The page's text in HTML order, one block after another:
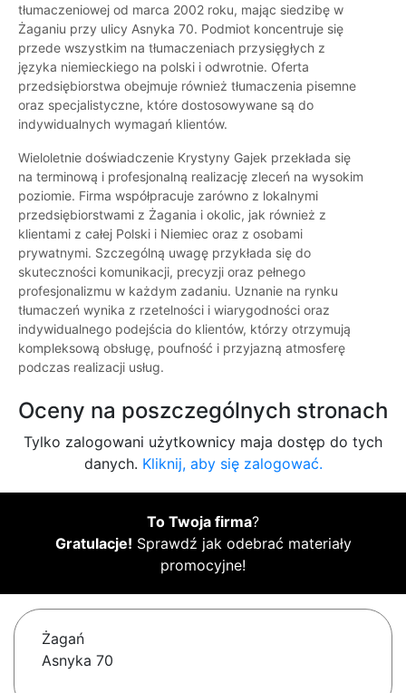
tłumaczeniowej od marca 2002 roku, mając siedzibę w
Żaganiu przy ulicy Asnyka 70. Podmiot koncentruje się
przede wszystkim na tłumaczeniach przysięgłych z
języka niemieckiego na polski i odwrotnie. Oferta
przedsiębiorstwa obejmuje również tłumaczenia pisemne
oraz specjalistyczne, które dostosowywane są do
indywidualnych wymagań klientów.
Wieloletnie doświadczenie Krystyny Gajek przekłada się
na terminową i profesjonalną realizację zleceń na wysokim
poziomie. Firma współpracuje zarówno z lokalnymi
przedsiębiorstwami z Żagania i okolic, jak również z
klientami z całej Polski i Niemiec oraz z osobami
prywatnymi. Szczególną uwagę przykłada się do
skuteczności komunikacji, precyzji oraz pełnego
profesjonalizmu w każdym zadaniu. Uznanie na rynku
tłumaczeń wynika z rzetelności i wiarygodności oraz
indywidualnego podejścia do klientów, którzy otrzymują
kompleksową obsługę, poufność i przyjazną atmosferę
podczas realizacji usług.
Oceny na poszczególnych stronach
Tylko zalogowani użytkownicy maja dostęp do tych
danych. Kliknij, aby się zalogować.
To Twoja firma?
Gratulacje! Sprawdź jak odebrać materiały
promocyjne!
Żagań
Asnyka 70